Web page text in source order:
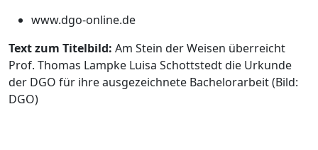
www.dgo-online.de
Text zum Titelbild: Am Stein der Weisen überreicht
Prof. Thomas Lampke Luisa Schottstedt die Urkunde
der DGO für ihre ausgezeichnete Bachelorarbeit (Bild:
DGO)